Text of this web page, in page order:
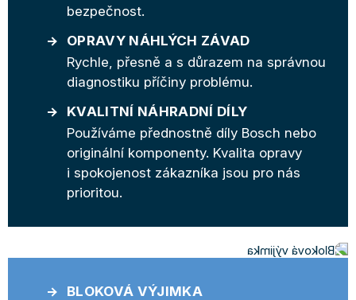
bezpečnost.
OPRAVY NÁHLÝCH ZÁVAD
Rychle, přesně a s důrazem na správnou
diagnostiku příčiny problému.
KVALITNÍ NÁHRADNÍ DÍLY
Používáme přednostně díly Bosch nebo
originální komponenty. Kvalita opravy
i spokojenost zákazníka jsou pro nás
prioritou.
BLOKOVÁ VÝJIMKA